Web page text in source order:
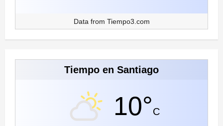
Data from Tiempo3.com
Tiempo en Santiago
10°C